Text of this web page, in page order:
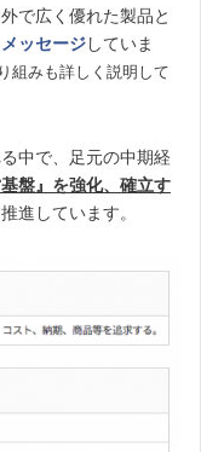
で広く優れた製品と
メッセージしていま
組みも詳しく説明して
中で、足元の中期経
盤』を強化、確立す
進しています。